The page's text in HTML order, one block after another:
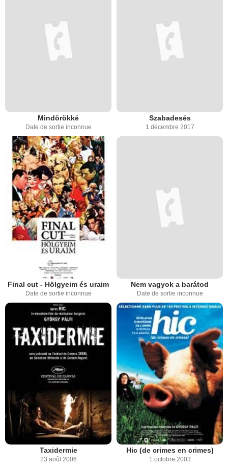
Mindörökké
Date de sortie inconnue
Szabadesés
1 décembre 2017
Final cut - Hölgyeim és uraim
Date de sortie inconnue
Nem vagyok a barátod
Date de sortie inconnue
Taxidermie
23 août 2006
Hic (de crimes en crimes)
1 octobre 2003